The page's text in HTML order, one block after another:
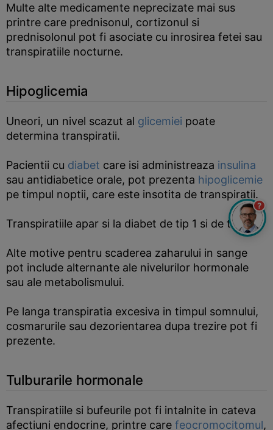
Multe alte medicamente neprecizate mai sus
printre care prednisonul, cortizonul si
prednisolonul pot fi asociate cu inrosirea fetei sau
transpiratiile nocturne.
Hipoglicemia
Uneori, un nivel scazut al glicemiei poate
determina transpiratii.
Pacientii cu diabet care isi administreaza insulina
sau antidiabetice orale, pot prezenta hipoglicemie
pe timpul noptii, care este insotita de transpiratii.
Transpiratiile apar si la diabet de tip 1 si de tip 2.
Alte motive pentru scaderea zaharului in sange
pot include alternante ale nivelurilor hormonale
sau ale metabolismului.
Pe langa transpiratia excesiva in timpul somnului,
cosmarurile sau dezorientarea dupa trezire pot fi
prezente.
Tulburarile hormonale
Transpiratiile si bufeurile pot fi intalnite in cateva
afectiuni endocrine, printre care feocromocitomul,
?